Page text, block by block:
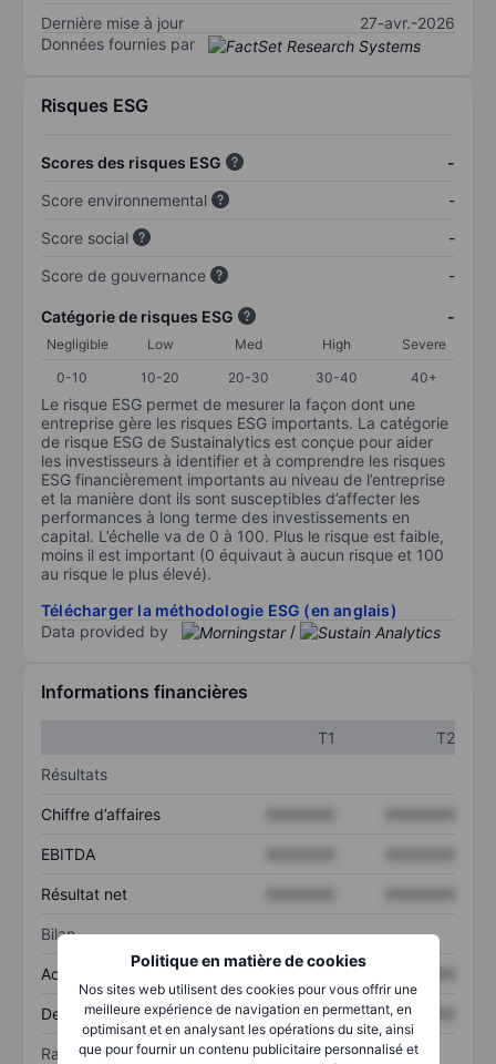
Politique en matière de cookies
Nos sites web utilisent des cookies pour vous offrir une
meilleure expérience de navigation en permettant, en
optimisant et en analysant les opérations du site, ainsi
que pour fournir un contenu publicitaire personnalisé et
Dernière mise à jour
27-avr.-2026
Données fournies par
Risques ESG
Scores des risques ESG
-
Score environnemental
-
Score social
-
Score de gouvernance
-
Catégorie de risques ESG -
Negligible Low Med High
Severe
0-10
10-20 20-30 30-40 40+
Le risque ESG permet de mesurer la façon dont une
entreprise gère les risques ESG importants. La catégorie
de risque ESG de Sustainalytics est conçue pour aider
les investisseurs à identifier et à comprendre les risques
ESG financièrement importants au niveau de l’entreprise
et la manière dont ils sont susceptibles d’affecter les
performances à long terme des investissements en
capital. L’échelle va de 0 à 100. Plus le risque est faible,
moins il est important (0 équivaut à aucun risque et 100
au risque le plus élevé).
Télécharger la méthodologie ESG (en anglais)
Data provided by
/
Informations financières
T1
T2
Résultats
Chiffre d’affaires
EBITDA
Résultat net
Bilan
Actif total XXXXXXX
Dette totale XXXXXXX XXXXXXX
Ratios